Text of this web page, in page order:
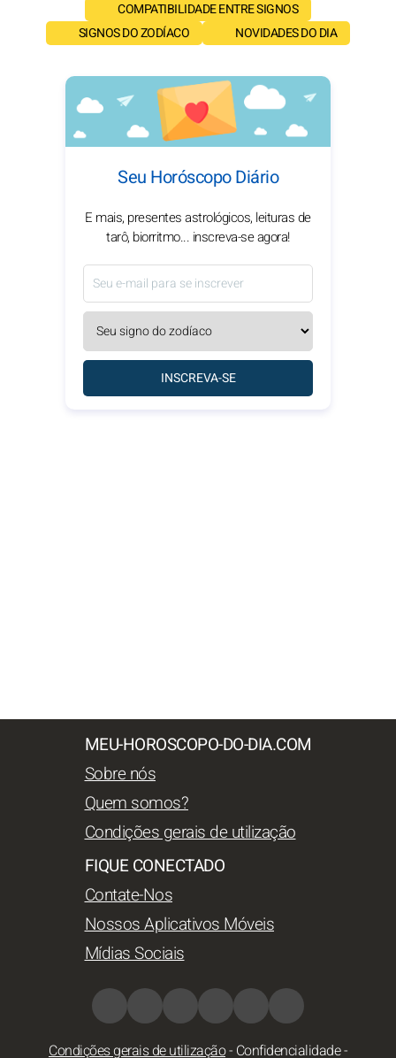
COMPATIBILIDADE ENTRE SIGNOS
SIGNOS DO ZODÍACO
NOVIDADES DO DIA
Seu Horóscopo Diário
E mais, presentes astrológicos, leituras de
tarô, biorritmo... inscreva-se agora!
INSCREVA-SE
MEU-HOROSCOPO-DO-DIA.COM
Sobre nós
Quem somos?
Condições gerais de utilização
FIQUE CONECTADO
Contate-Nos
Nossos Aplicativos Móveis
Mídias Sociais
Condições gerais de utilização- Confidencialidade-